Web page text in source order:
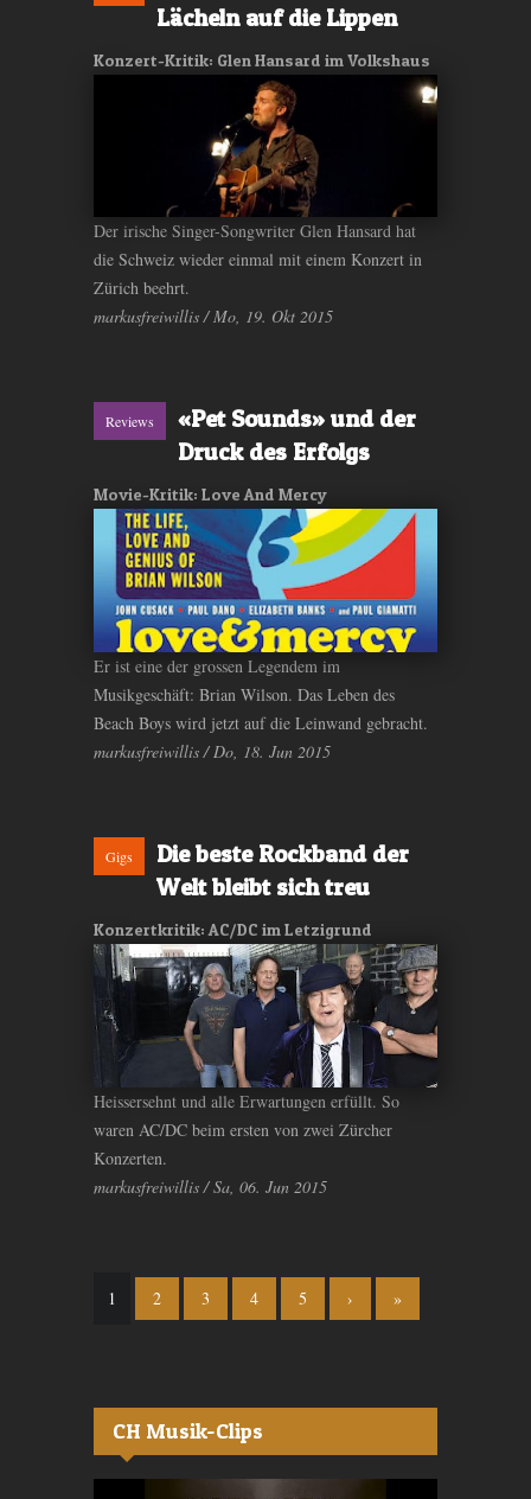
Lächeln auf die Lippen
Konzert-Kritik: Glen Hansard im Volkshaus
Der irische Singer-Songwriter Glen Hansard hat
die Schweiz wieder einmal mit einem Konzert in
Zürich beehrt.
markusfreiwillis / Mo, 19. Okt 2015
Reviews
«Pet Sounds» und der
Druck des Erfolgs
Movie-Kritik: Love And Mercy
Er ist eine der grossen Legendem im
Musikgeschäft: Brian Wilson. Das Leben des
Beach Boys wird jetzt auf die Leinwand gebracht.
markusfreiwillis / Do, 18. Jun 2015
Gigs
Die beste Rockband der
Welt bleibt sich treu
Konzertkritik: AC/DC im Letzigrund
Heissersehnt und alle Erwartungen erfüllt. So
waren AC/DC beim ersten von zwei Zürcher
Konzerten.
markusfreiwillis / Sa, 06. Jun 2015
Seiten
1 2 3 4 5 › »
CH Musik-Clips